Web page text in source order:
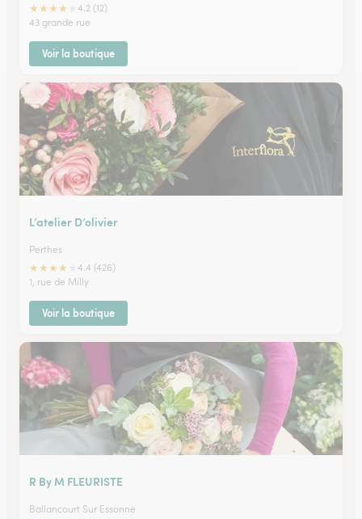
★★★★
4.2 (12)
43 grande rue
Voir la boutique
L’atelier D’olivier
Perthes
★★★★
4.4 (426)
1, rue de Milly
Voir la boutique
R By M FLEURISTE
Ballancourt Sur Essonne